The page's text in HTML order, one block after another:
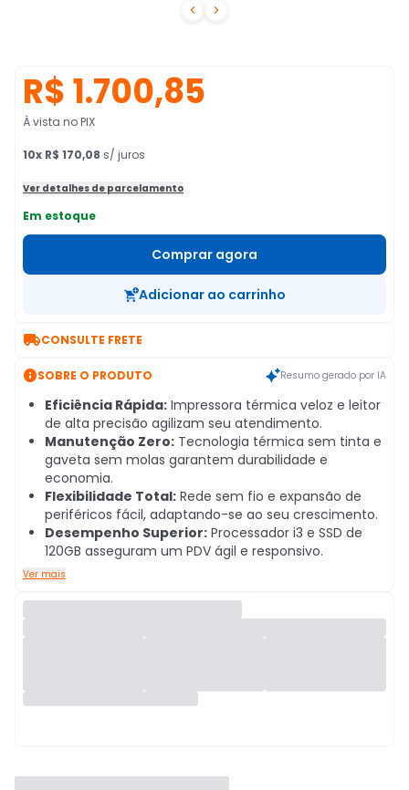
 
R$ 1.700,85
À vista no PIX
10x R$ 170,08 s/ juros
Ver detalhes de parcelamento
Em estoque
Comprar agora
Adicionar ao carrinho
CONSULTE FRETE
SOBRE O PRODUTO Resumo gerado por IA
Eficiência Rápida: Impressora térmica veloz e leitor
de alta precisão agilizam seu atendimento.
Manutenção Zero: Tecnologia térmica sem tinta e
gaveta sem molas garantem durabilidade e
economia.
Flexibilidade Total: Rede sem fio e expansão de
periféricos fácil, adaptando-se ao seu crescimento.
Desempenho Superior: Processador i3 e SSD de
120GB asseguram um PDV ágil e responsivo.
Ver mais